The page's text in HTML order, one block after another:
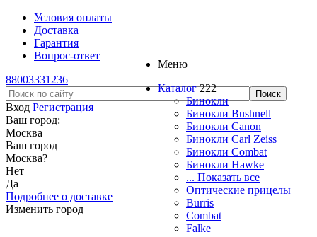
Условия оплаты
Доставка
Гарантия
Вопрос-ответ
88003331236
Вход Регистрация
Ваш город:
Москва
Ваш город
Москва?
Нет
Да
Подробнее о доставке
Изменить город
Меню
Каталог 222
Бинокли
Бинокли Bushnell
Бинокли Canon
Бинокли Carl Zeiss
Бинокли Combat
Бинокли Hawke
... Показать все
Оптические прицелы
Burris
Combat
Falke